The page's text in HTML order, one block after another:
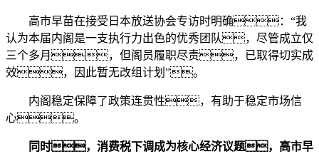
高市早苗在接受日本放送协会专访时明确：“我
认为本届内阁是一支执行力出色的优秀团队，尽管成立仅
三个多月，但阁员履职尽责，已取得切实成
效，因此暂无改组计划”。
内阁稳定保障了政策连贯性，有助于稳定市场信
心。
同时，消费税下调成为核心经济议题，高市早